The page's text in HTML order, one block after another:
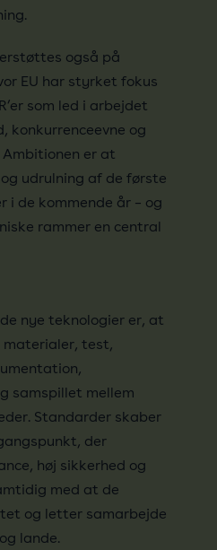
også på
EU har styrket fokus
som led i arbejdet
konkurrenceevne og
er at
udrulning af de første
i de kommende år – og
rammer en central
nye teknologier er, at
test,
samspillet mellem
Standarder skaber
der
høj sikkerhed og
med at de
og letter samarbejde
lande.